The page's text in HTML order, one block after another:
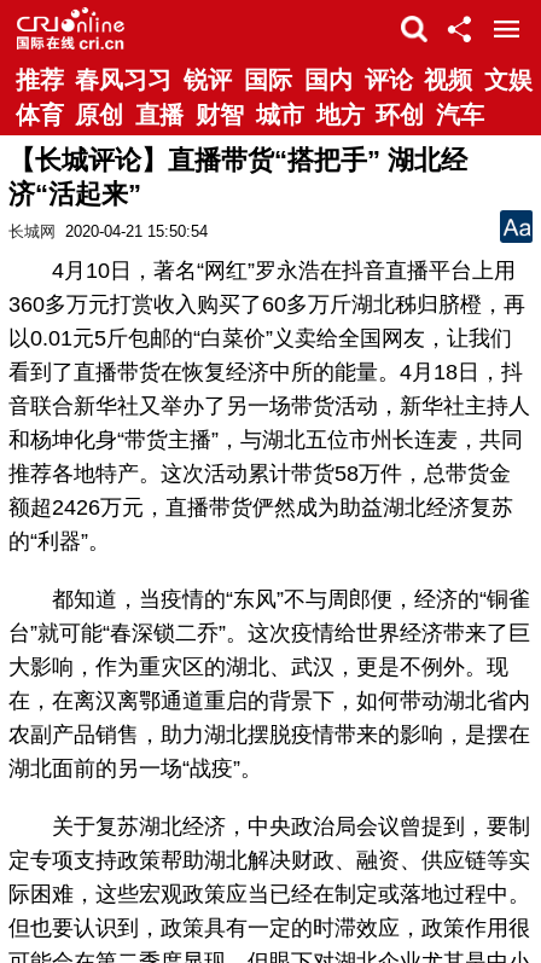
推荐 春风习习 锐评 国际 国内 评论 视频 文娱
体育 原创 直播 财智 城市 地方 环创 汽车
【长城评论】直播带货“搭把手” 湖北经
济“活起来”
长城网 2020-04-21 15:50:54
4月10日，著名“网红”罗永浩在抖音直播平台上用
360多万元打赏收入购买了60多万斤湖北秭归脐橙，再
以0.01元5斤包邮的“白菜价”义卖给全国网友，让我们
看到了直播带货在恢复经济中所的能量。4月18日，抖
音联合新华社又举办了另一场带货活动，新华社主持人
和杨坤化身“带货主播”，与湖北五位市州长连麦，共同
推荐各地特产。这次活动累计带货58万件，总带货金
额超2426万元，直播带货俨然成为助益湖北经济复苏
的“利器”。
都知道，当疫情的“东风”不与周郎便，经济的“铜雀
台”就可能“春深锁二乔”。这次疫情给世界经济带来了巨
大影响，作为重灾区的湖北、武汉，更是不例外。现
在，在离汉离鄂通道重启的背景下，如何带动湖北省内
农副产品销售，助力湖北摆脱疫情带来的影响，是摆在
湖北面前的另一场“战疫”。
关于复苏湖北经济，中央政治局会议曾提到，要制
定专项支持政策帮助湖北解决财政、融资、供应链等实
际困难，这些宏观政策应当已经在制定或落地过程中。
但也要认识到，政策具有一定的时滞效应，政策作用很